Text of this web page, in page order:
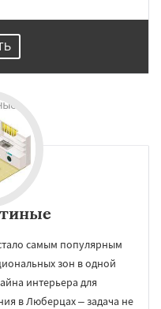
самым популярным
зон в одной
интерьера для
в Люберцах – задача не